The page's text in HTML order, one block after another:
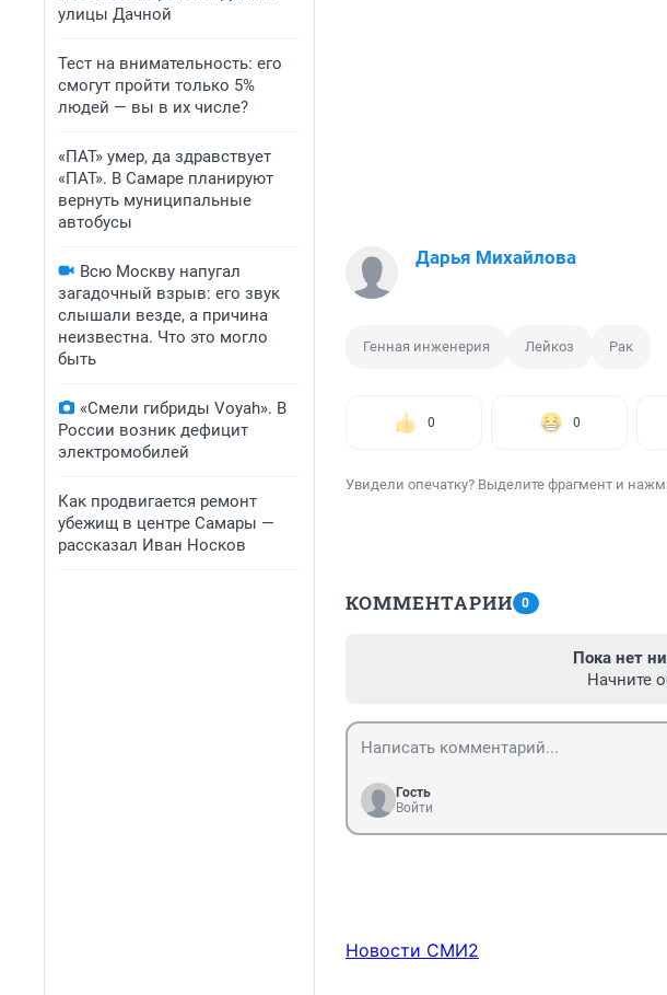
улицы Дачной
Тест на внимательность: его
смогут пройти только 5%
людей — вы в их числе?
«ПАТ» умер, да здравствует
«ПАТ». В Самаре планируют
вернуть муниципальные
автобусы
Всю Москву напугал
загадочный взрыв: его звук
слышали везде, а причина
неизвестна. Что это могло
быть
«Смели гибриды Voyah». В
России возник дефицит
электромобилей
Как продвигается ремонт
убежищ в центре Самары —
рассказал Иван Носков
Дарья Михайлова
Генная инженерия Лейкоз Рак
0 0
Увидели опечатку? Выделите фрагмент и
КОММЕНТАРИИ 0
Пока нет
Начните
Гость
Войти
Новости СМИ2